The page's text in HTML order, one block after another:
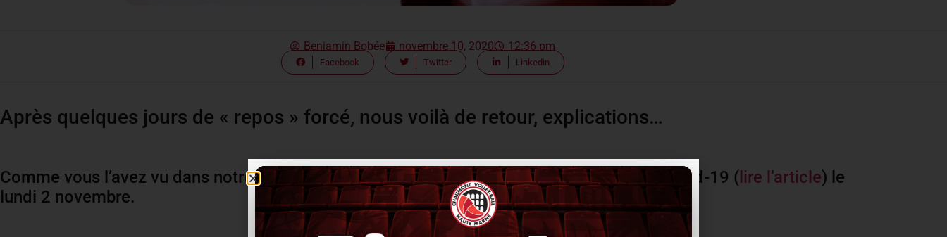
Benjamin Bobée novembre 10, 2020 12:36 pm
Facebook Twitter Linkedin
Après quelques jours de « repos » forcé, nous voilà de retour, explications…
Comme vous l’avez vu dans notre dernier article, un des joueurs a s’est révélé positif au Covid-19 (lire l’article) le
lundi 2 novembre.